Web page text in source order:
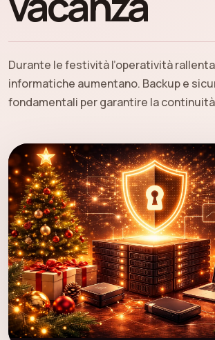
Durante le festività l’operatività
informatiche aumentano. Backup e
fondamentali per garantire la